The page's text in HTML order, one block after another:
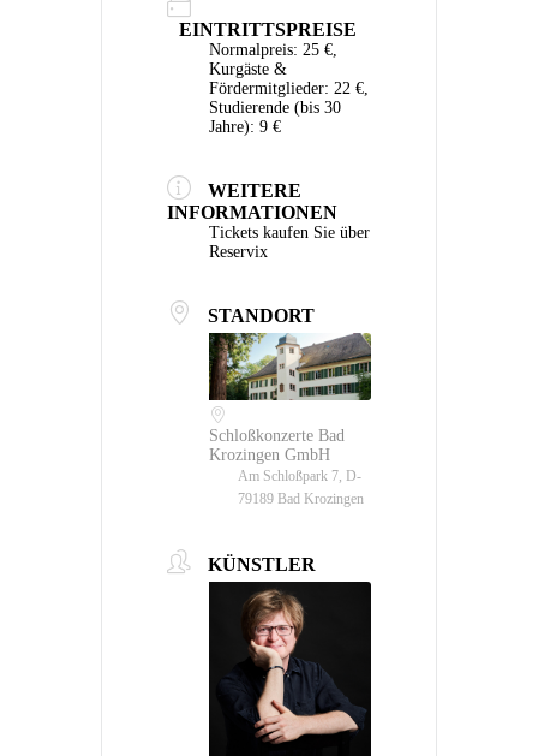
EINTRITTSPREISE
Normalpreis: 25 €,
Kurgäste &
Fördermitglieder: 22 €,
Studierende (bis 30
Jahre): 9 €
WEITERE
INFORMATIONEN
Tickets kaufen Sie über
Reservix
STANDORT
Schloßkonzerte Bad
Krozingen GmbH
Am Schloßpark 7, D-
79189 Bad Krozingen
KÜNSTLER